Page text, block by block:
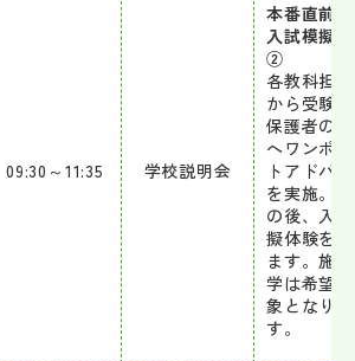
09:30～11:35 学校説明会
本番直前
入試模擬
②
各教科担
から受験
保護者の
へワンポ
トアドバ
を実施。
の後、入
擬体験を
ます。施
学は希望
象となりま
す。